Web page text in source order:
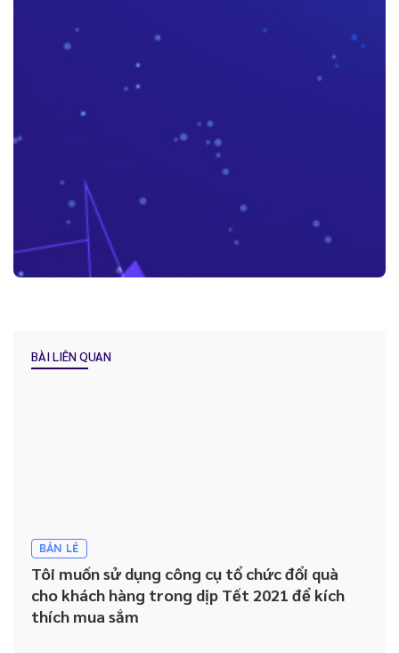
Tại sao việc Lưu trữ và quản lý lịch sử khách hàng lại được ví như
BÀI LIÊN QUAN
BÁN LẺ
Tôi muốn sử dụng công cụ tổ chức đổi quà
cho khách hàng trong dịp Tết 2021 để kích
thích mua sắm